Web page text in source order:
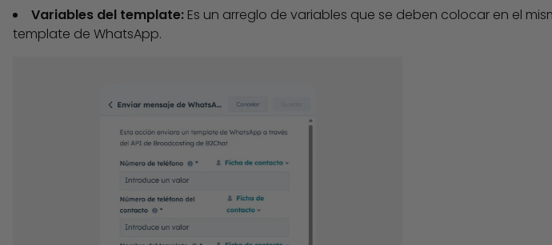
Variables del template: Es un arreglo de variables que se deben colocar en el
template de WhatsApp.